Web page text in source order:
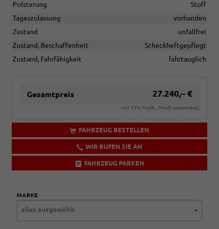
Polsterung
Stoff
Tageszulassung
vorhanden
Zustand
unfallfrei
Zustand, Beschaffenheit
Scheckheftgepflegt
Zustand, Fahrfähigkeit
fahrtauglich
Gesamtpreis 27.240,– €
incl. 19% MwSt., (MwSt ausweisbar)
FAHRZEUG BESTELLEN
WIR RUFEN SIE AN
FAHRZEUG PARKEN
MARKE
alles ausgewählt